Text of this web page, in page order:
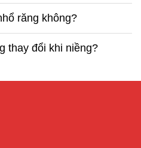
răng không?
thay đổi khi niềng?